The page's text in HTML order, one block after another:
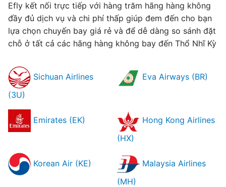
Efly kết nối trực tiếp với hàng trăm hãng hàng không
đầy đủ dịch vụ và chi phí thấp giúp đem đến cho bạn
lựa chọn chuyến bay giá rẻ và để dễ dàng so sánh đặt
chỗ ở tất cả các hãng hàng không bay đến Thổ Nhĩ Kỳ
Sichuan Airlines
(3U)
Eva Airways (BR)
Emirates (EK)
Hong Kong Airlines
(HX)
Korean Air (KE)
Malaysia Airlines
(MH)